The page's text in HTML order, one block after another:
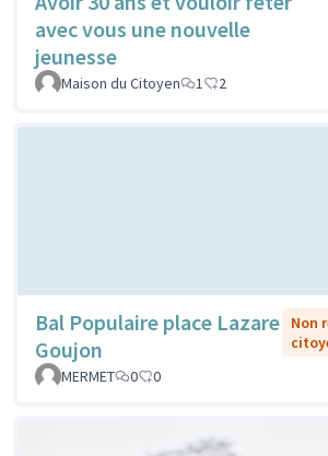
avec vous une nouvelle
jeunesse
Maison du Citoyen 1 2
Bal Populaire place Lazare
Goujon
Non
MERMET
0 0